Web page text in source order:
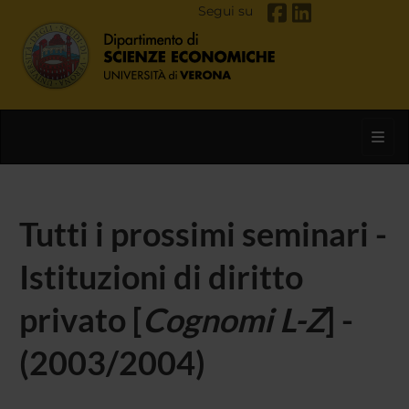
Segui su
Tutti i prossimi seminari -
Istituzioni di diritto
privato [Cognomi L-Z] -
(2003/2004)